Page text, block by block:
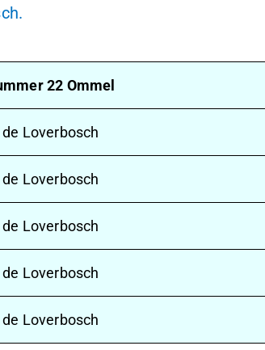
22 Ommel
Loverbosch
Loverbosch
Loverbosch
Loverbosch
Loverbosch